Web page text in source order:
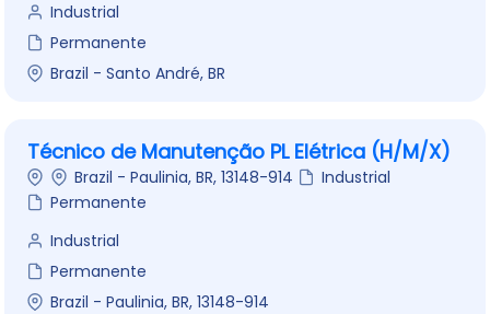
Brazil - Santo André, BR
Industrial
Permanente
Técnico de Manutenção PL Elétrica (H/M/X)
Brazil - Paulinia, BR, 13148-914
Industrial
Permanente
Brazil - Paulinia, BR, 13148-914
Industrial
Permanente